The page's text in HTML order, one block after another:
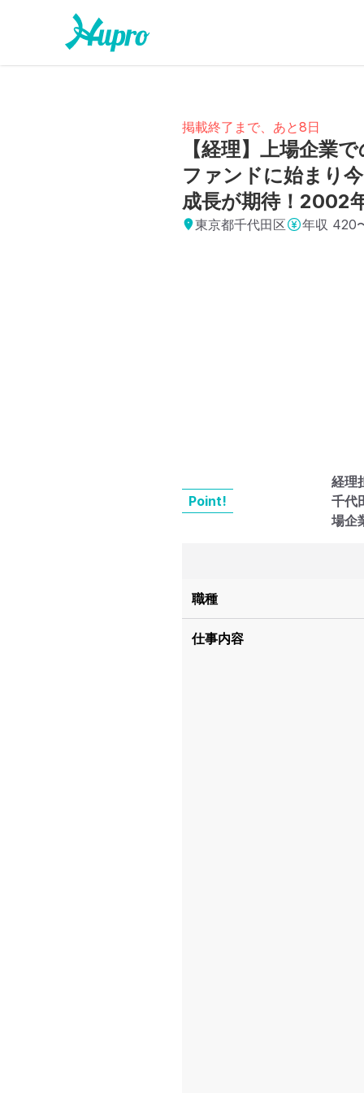
掲載終了まで、あと8日
【経理】上場企業
ファンドに始まり
成長が期待！2002
東京都千代田区 年収 420
Point!
経理
千代
場企
職種
仕事内容